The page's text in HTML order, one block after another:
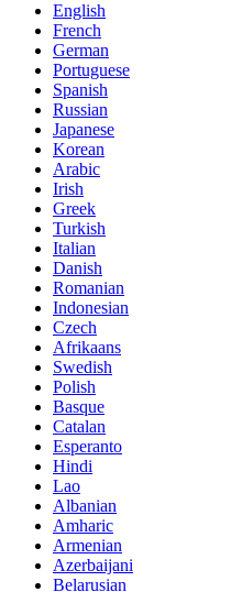
English
French
German
Portuguese
Spanish
Russian
Japanese
Korean
Arabic
Irish
Greek
Turkish
Italian
Danish
Romanian
Indonesian
Czech
Afrikaans
Swedish
Polish
Basque
Catalan
Esperanto
Hindi
Lao
Albanian
Amharic
Armenian
Azerbaijani
Belarusian